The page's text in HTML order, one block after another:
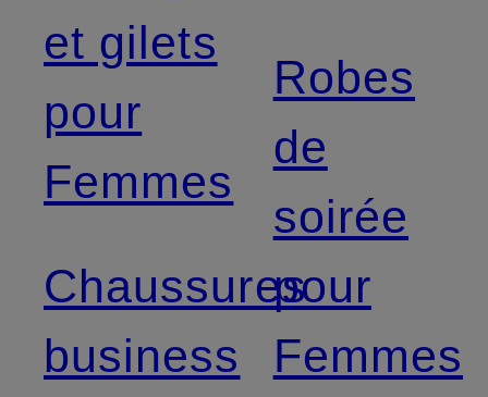
et gilets
pour
Femmes
Chaussures
business
Robes
de
soirée
pour
Femmes